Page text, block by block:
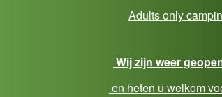
Adults only
Wij zijn weer
en heten u welkom